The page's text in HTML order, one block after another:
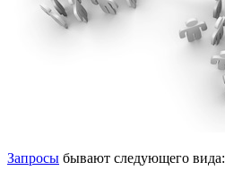
Запросы бывают следующего вида: